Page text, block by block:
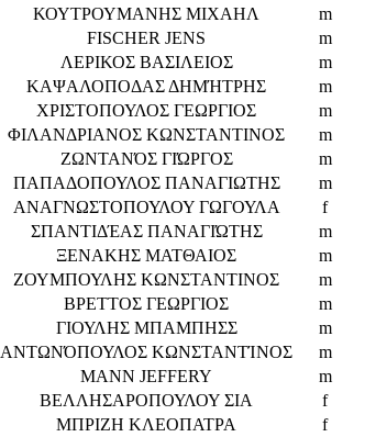
ΚΟΥΤΡΟΥΜΑΝΗΣ ΜΙΧΑΗΛ m
FISCHER JENS m
ΛΕΡΙΚΟΣ ΒΑΣΙΛΕΙΟΣ m
ΚΑΨΑΛΟΠΟΔΑΣ ΔΗΜΉΤΡΗΣ m
ΧΡΙΣΤΟΠΟΥΛΟΣ ΓΕΩΡΓΙΟΣ m
ΦΙΛΑΝΔΡΙΑΝΟΣ ΚΩΝΣΤΑΝΤΙΝΟΣ m
ΖΩΝΤΑΝΌΣ ΓΙΏΡΓΟΣ m
ΠΑΠΑΔΟΠΟΥΛΟΣ ΠΑΝΑΓΙΩΤΗΣ m
ΑΝΑΓΝΩΣΤΟΠΟΥΛΟΥ ΓΩΓΟΥΛΑ f
ΣΠΑΝΤΙΔΈΑΣ ΠΑΝΑΓΙΏΤΗΣ m
ΞΕΝΑΚΗΣ ΜΑΤΘΑΙΟΣ m
ΖΟΥΜΠΟΥΛΗΣ ΚΩΝΣΤΑΝΤΙΝΟΣ m
ΒΡΕΤΤΟΣ ΓΕΩΡΓΙΟΣ m
ΓΙΟΥΛΗΣ ΜΠΑΜΠΗΣΣ m
ΑΝΤΩΝΌΠΟΥΛΟΣ ΚΩΝΣΤΑΝΤΊΝΟΣ m
MANN JEFFERY m
ΒΕΛΛΗΣΑΡΟΠΟΥΛΟΥ ΣΙΑ f
ΜΠΡΙΖΗ ΚΛΕΟΠΑΤΡΑ f